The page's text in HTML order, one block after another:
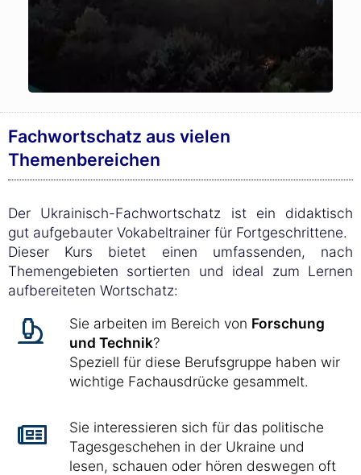
Fachwortschatz aus vielen
Themenbereichen
Der Ukrainisch-Fachwortschatz ist ein didaktisch
gut aufgebauter Vokabeltrainer für Fortgeschrittene.
Dieser Kurs bietet einen umfassenden, nach
Themengebieten sortierten und ideal zum Lernen
aufbereiteten Wortschatz:
Sie arbeiten im Bereich von Forschung
und Technik?
Speziell für diese Berufsgruppe haben wir
wichtige Fachausdrücke gesammelt.
Sie interessieren sich für das politische
Tagesgeschehen in der Ukraine und
lesen, schauen oder hören deswegen oft